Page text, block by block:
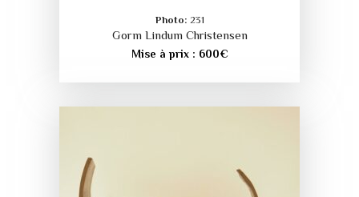
Photo: 231
Gorm Lindum Christensen
Mise à prix : 600€